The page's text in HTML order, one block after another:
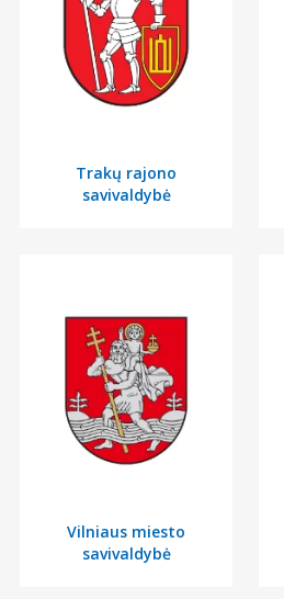
Trakų rajono
savivaldybė
Vilniaus miesto
savivaldybė